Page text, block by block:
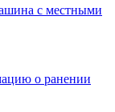
с местными
о ранении